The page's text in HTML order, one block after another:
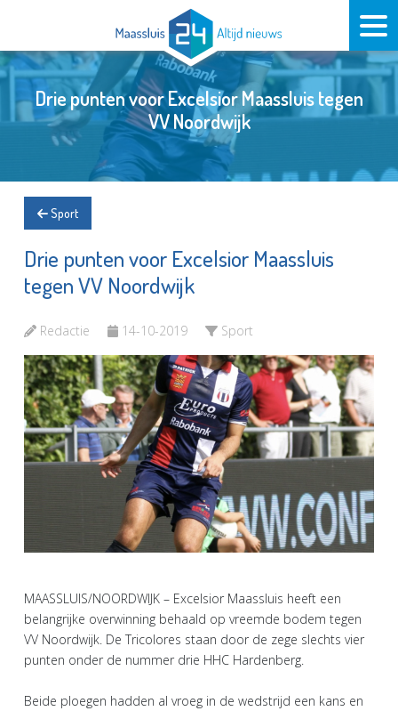
Drie punten voor Excelsior Maassluis tegen
VV Noordwijk
Sport
Drie punten voor Excelsior Maassluis
tegen VV Noordwijk
Redactie 14-10-2019 Sport
MAASSLUIS/NOORDWIJK – Excelsior Maassluis heeft een
belangrijke overwinning behaald op vreemde bodem tegen
VV Noordwijk. De Tricolores staan door de zege slechts vier
punten onder de nummer drie HHC Hardenberg.
Beide ploegen hadden al vroeg in de wedstrijd een kans en